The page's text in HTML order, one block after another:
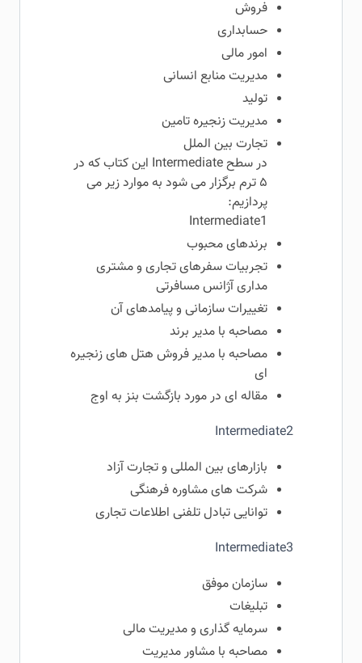
فروش
حسابداری
امور مالی
مدیریت منابع انسانی
تولید
مدیریت زنجیره تامین
تجارت بین الملل
در سطح Intermediate این کتاب که در
۵ ترم برگزار می شود به موارد زیر می
پردازیم:
Intermediate1
برندهای محبوب
تجربیات سفرهای تجاری و مشتری
مداری آژانس مسافرتی
تغییرات سازمانی و پیامدهای آن
مصاحبه با مدیر برند
مصاحبه با مدیر فروش هتل های زنجیره
ای
مقاله ای در مورد بازگشت بنز به اوج
Intermediate2
بازارهای بین المللی و تجارت آزاد
شرکت های مشاوره فرهنگی
توانایی تبادل تلفنی اطلاعات تجاری
Intermediate3
سازمان موفق
تبلیغات
سرمایه گذاری و مدیریت مالی
مصاحبه با مشاور مدیریت